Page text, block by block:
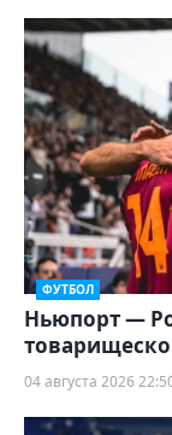
ФУТБОЛ
Ньюпорт —
04 августа 2026